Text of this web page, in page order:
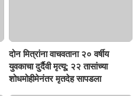
दोन मित्रांना वाचवताना २० वर्षीय
युवकाचा दुर्दैवी मृत्यू; २२ तासांच्या
शोधमोहीमेनंतर मृतदेह सापडला